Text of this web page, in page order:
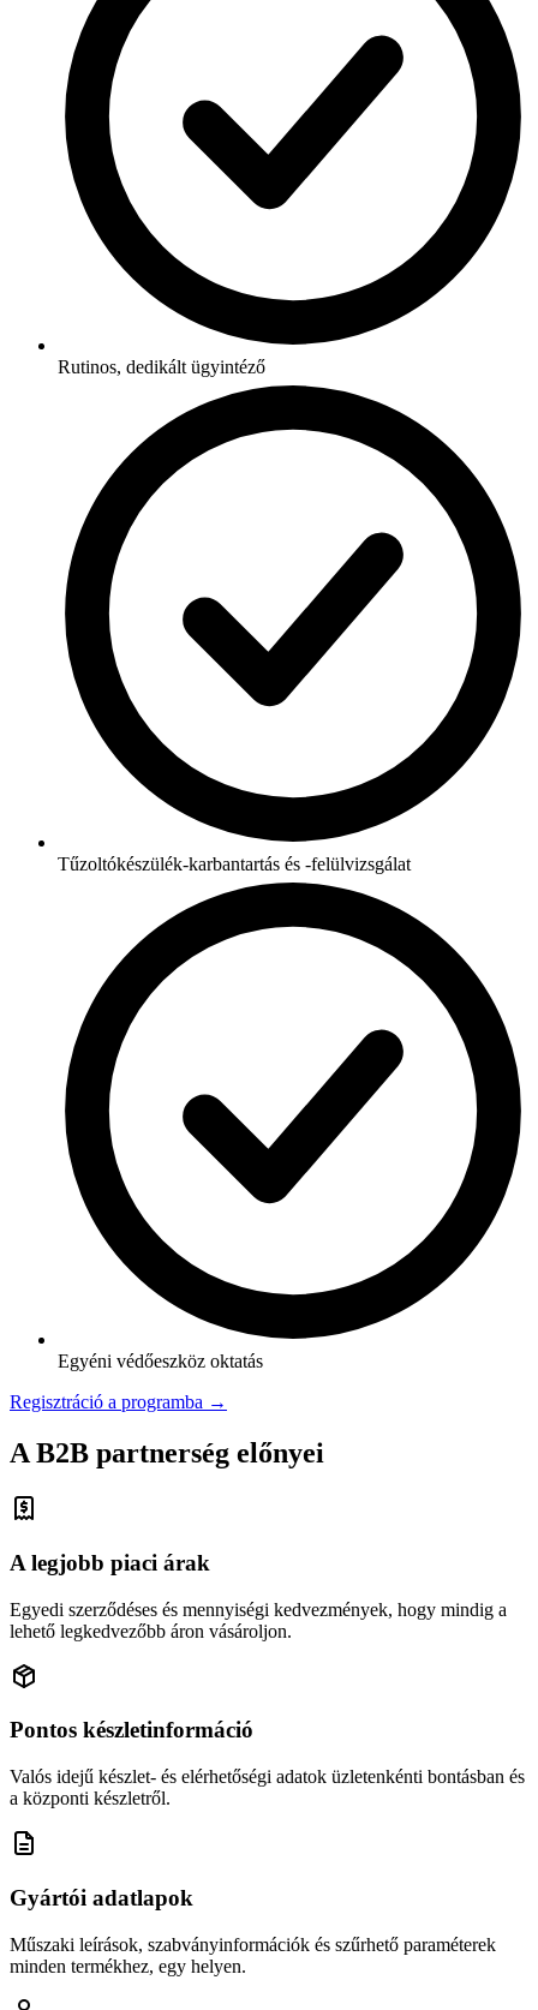
Rutinos, dedikált ügyintéző
Tűzoltókészülék-karbantartás és -felülvizsgálat
Egyéni védőeszköz oktatás
Regisztráció a programba →
A B2B partnerség előnyei
A legjobb piaci árak
Egyedi szerződéses és mennyiségi kedvezmények, hogy mindig a
lehető legkedvezőbb áron vásároljon.
Pontos készletinformáció
Valós idejű készlet- és elérhetőségi adatok üzletenkénti bontásban és
a központi készletről.
Gyártói adatlapok
Műszaki leírások, szabványinformációk és szűrhető paraméterek
minden termékhez, egy helyen.